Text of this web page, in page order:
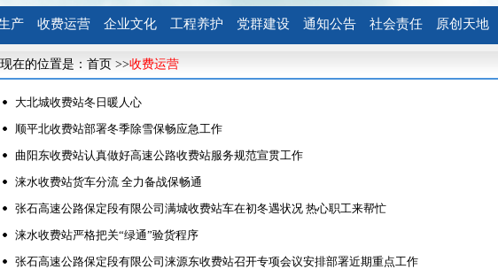
产 收费运营 企业文化 工程养护 党群建设 通知公告 社会责任 原创天地
在的位置是： 首页 >>收费运营
大北城收费站冬日暖人心
顺平北收费站部署冬季除雪保畅应急工作
曲阳东收费站认真做好高速公路收费站服务规范宣贯工作
涞水收费站货车分流 全力备战保畅通
张石高速公路保定段有限公司满城收费站车在初冬遇状况 热心职工来帮忙
涞水收费站严格把关“绿通”验货程序
张石高速公路保定段有限公司涞源东收费站召开专项会议安排部署近期重点工作